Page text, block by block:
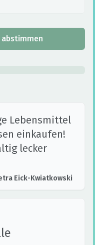
abstimmen
Lebensmittel
einkaufen!
lecker
Eick-Kwiatkowski